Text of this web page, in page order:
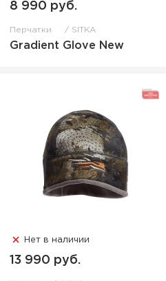
8 990 руб.
Перчатки SITKA
Gradient Glove New
Нет в наличии
13 990 руб.